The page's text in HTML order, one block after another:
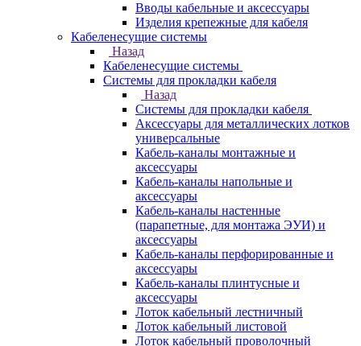
Вводы кабельные и аксессуары
Изделия крепежные для кабеля
Кабеленесущие системы
Назад
Кабеленесущие системы
Системы для прокладки кабеля
Назад
Системы для прокладки кабеля
Аксессуары для металлических лотков
универсальные
Кабель-каналы монтажные и
аксессуары
Кабель-каналы напольные и
аксессуары
Кабель-каналы настенные
(парапетные, для монтажа ЭУИ) и
аксессуары
Кабель-каналы перфорированные и
аксессуары
Кабель-каналы плинтусные и
аксессуары
Лоток кабельный лестничный
Лоток кабельный листовой
Лоток кабельный проволочный